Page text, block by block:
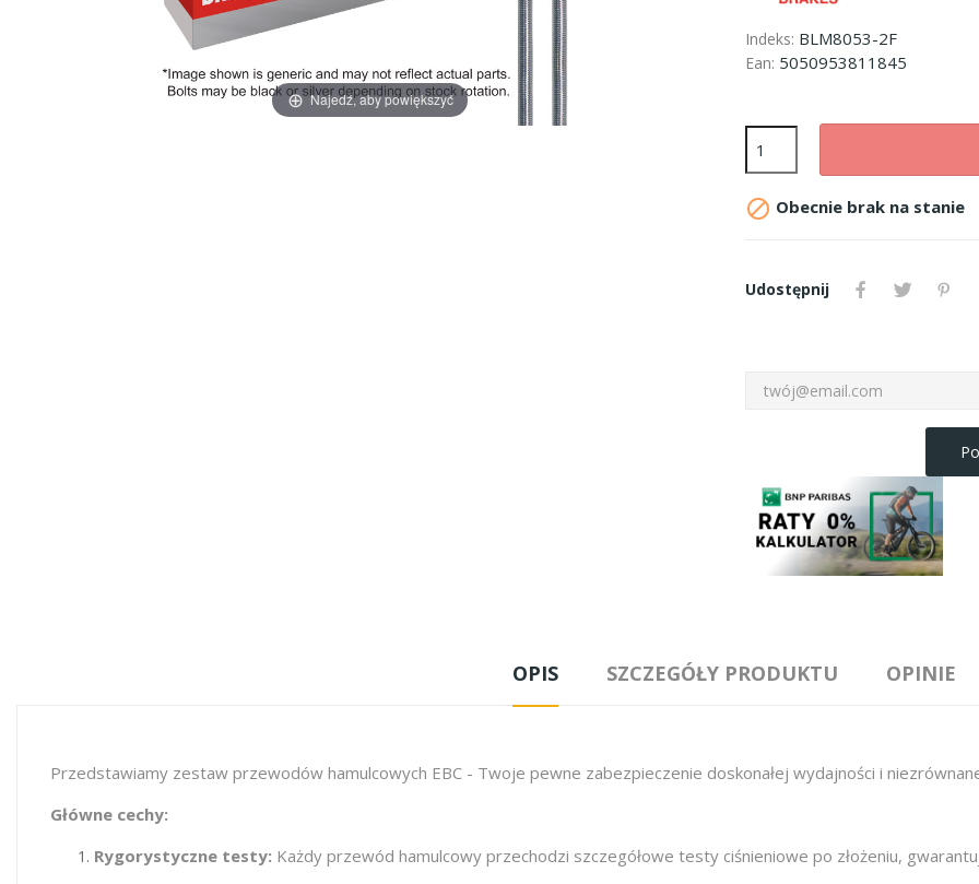
Najedź, aby powiększyć
Indeks: BLM8053-2F
Ean: 5050953811845
 Obecnie brak na stanie
Udostępnij
OPIS SZCZEGÓŁY PRODUKTU OPINIE
Przedstawiamy zestaw przewodów hamulcowych EBC - Twoje pewne zabezpieczenie doskonałej wydajności i
Główne cechy:
Rygorystyczne testy: Każdy przewód hamulcowy przechodzi szczegółowe testy ciśnieniowe po złożeniu,